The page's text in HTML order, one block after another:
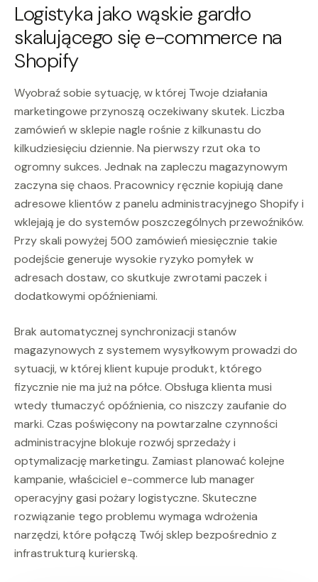
Logistyka jako wąskie gardło
skalującego się e-commerce na
Shopify
Wyobraź sobie sytuację, w której Twoje działania
marketingowe przynoszą oczekiwany skutek. Liczba
zamówień w sklepie nagle rośnie z kilkunastu do
kilkudziesięciu dziennie. Na pierwszy rzut oka to
ogromny sukces. Jednak na zapleczu magazynowym
zaczyna się chaos. Pracownicy ręcznie kopiują dane
adresowe klientów z panelu administracyjnego Shopify i
wklejają je do systemów poszczególnych przewoźników.
Przy skali powyżej 500 zamówień miesięcznie takie
podejście generuje wysokie ryzyko pomyłek w
adresach dostaw, co skutkuje zwrotami paczek i
dodatkowymi opóźnieniami.
Brak automatycznej synchronizacji stanów
magazynowych z systemem wysyłkowym prowadzi do
sytuacji, w której klient kupuje produkt, którego
fizycznie nie ma już na półce. Obsługa klienta musi
wtedy tłumaczyć opóźnienia, co niszczy zaufanie do
marki. Czas poświęcony na powtarzalne czynności
administracyjne blokuje rozwój sprzedaży i
optymalizację marketingu. Zamiast planować kolejne
kampanie, właściciel e-commerce lub manager
operacyjny gasi pożary logistyczne. Skuteczne
rozwiązanie tego problemu wymaga wdrożenia
narzędzi, które połączą Twój sklep bezpośrednio z
infrastrukturą kurierską.